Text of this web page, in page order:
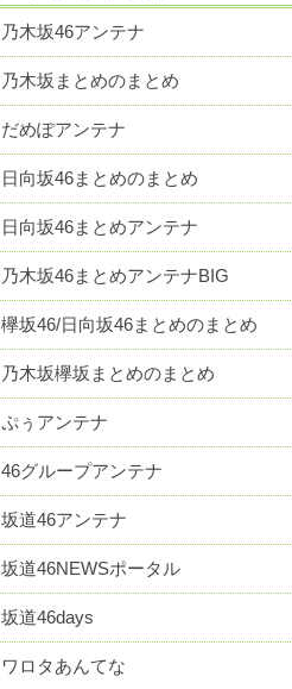
乃木坂46アンテナ
乃木坂まとめのまとめ
だめぽアンテナ
日向坂46まとめのまとめ
日向坂46まとめアンテナ
乃木坂46まとめアンテナBIG
欅坂46/日向坂46まとめのまとめ
乃木坂欅坂まとめのまとめ
ぷぅアンテナ
46グループアンテナ
坂道46アンテナ
坂道46NEWSポータル
坂道46days
ワロタあんてな